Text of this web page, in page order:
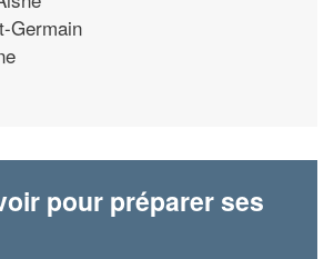
Germain
pour préparer ses